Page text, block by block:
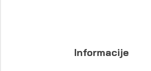
Informacije